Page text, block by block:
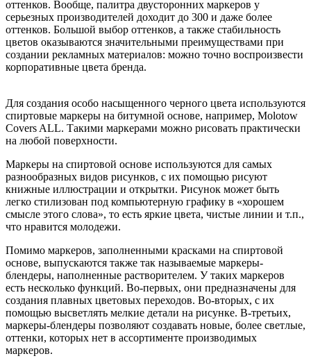
оттенков. Вообще, палитра двусторонних маркеров у
серьезных производителей доходит до 300 и даже более
оттенков. Большой выбор оттенков, а также стабильность
цветов оказываются значительными преимуществами при
создании рекламных материалов: можно точно воспроизвести
корпоративные цвета бренда.
Для создания особо насыщенного черного цвета используются
спиртовые маркеры на битумной основе, например, Molotow
Covers ALL. Такими маркерами можно рисовать практически
на любой поверхности.
Маркеры на спиртовой основе используются для самых
разнообразных видов рисунков, с их помощью рисуют
книжные иллюстрации и открытки. Рисунок может быть
легко стилизован под компьютерную графику в «хорошем
смысле этого слова», то есть яркие цвета, чистые линии и т.п.,
что нравится молодежи.
Помимо маркеров, заполненными красками на спиртовой
основе, выпускаются также так называемые маркеры-
блендеры, наполненные растворителем. У таких маркеров
есть несколько функций. Во-первых, они предназначены для
создания плавных цветовых переходов. Во-вторых, с их
помощью высветлять мелкие детали на рисунке. В-третьих,
маркеры-блендеры позволяют создавать новые, более светлые,
оттенки, которых нет в ассортименте производимых
маркеров.